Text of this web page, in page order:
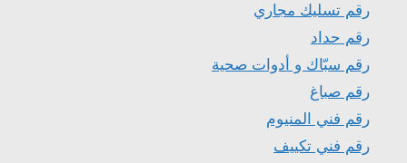
رقم تسليك مجاري
رقم حداد
رقم سبّاك و أدوات صحية
رقم صباغ
رقم فني المنيوم
رقم فني تكييف